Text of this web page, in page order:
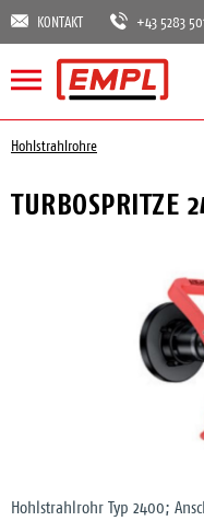
KONTAKT +43 5283
Hohlstrahlrohre
TURBOSPRITZE
Hohlstrahlrohr Typ 2400;